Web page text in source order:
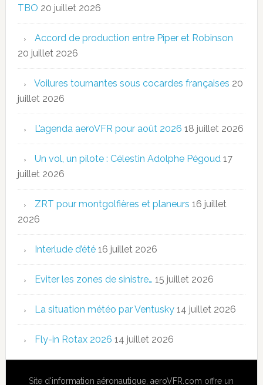
TBO 20 juillet 2026
Accord de production entre Piper et Robinson
20 juillet 2026
Voilures tournantes sous cocardes françaises 20
juillet 2026
L’agenda aeroVFR pour août 2026 18 juillet 2026
Un vol, un pilote : Célestin Adolphe Pégoud 17
juillet 2026
ZRT pour montgolfières et planeurs 16 juillet
2026
Interlude d’été 16 juillet 2026
Eviter les zones de sinistre… 15 juillet 2026
La situation météo par Ventusky 14 juillet 2026
Fly-in Rotax 2026 14 juillet 2026
Site d'information aéronautique,aeroVFR.com offre un